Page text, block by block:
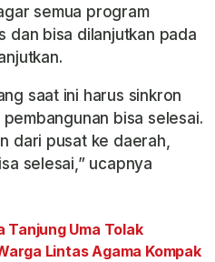
semua program
dan bisa dilanjutkan pada
saat ini harus sinkron
bisa selesai.
dari pusat ke daerah,
selesai,” ucapnya
Tanjung Uma Tolak
Lintas Agama Kompak